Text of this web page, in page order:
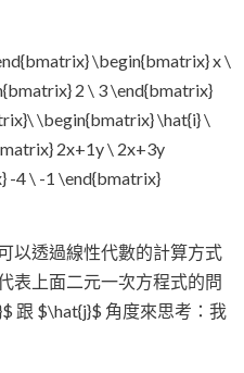
\begin{bmatrix} x \
2 \ 3 \end{bmatrix}
\begin{bmatrix} \hat{i} \
2x+1y \ 2x+3y
-4 \ -1 \end{bmatrix}
以透過線性代數的計算方式
表上面二元一次方程式的問
跟 $\hat{j}$ 角度來思考：我